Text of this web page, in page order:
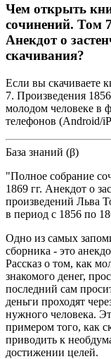
Чем открыть
сочинений. Том
Анекдот о
скачивания?
Если вы скачиваете
7. Произведения
молодом человеке в
телефонов (Android/
База знаний (β)
"Полное собрание
1869 гг. Анекдот о
произведений Льва
в период с 1856 по
Одно из самых
сборника - это
Рассказ о том, как
знакомого денег,
последний сам
деньги проходят
нужного человека.
примером того, как
приводить к
достижении целей.